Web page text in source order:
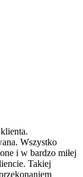
Wszystko
i w bardzo miłej
Takiej